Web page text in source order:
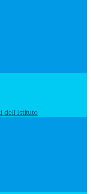
dell'Istituto